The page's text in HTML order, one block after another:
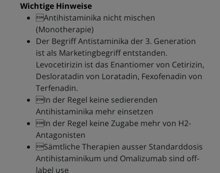
Wichtige Hinweise
Antihistaminika nicht mischen
(Monotherapie)
Der Begriff Antistaminika der 3. Generation
ist als Marketingbegriff entstanden.
Levocetirizin ist das Enantiomer von Cetirizin,
Desloratadin von Loratadin, Fexofenadin von
Terfenadin.
In der Regel keine sedierenden
Antihistaminika mehr einsetzen
In der Regel keine Zugabe mehr von H2-
Antagonisten
Sämtliche Therapien ausser Standarddosis
Antihistaminikum und Omalizumab sind off-
label use